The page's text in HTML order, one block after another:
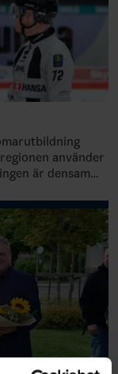
använder
är densamma